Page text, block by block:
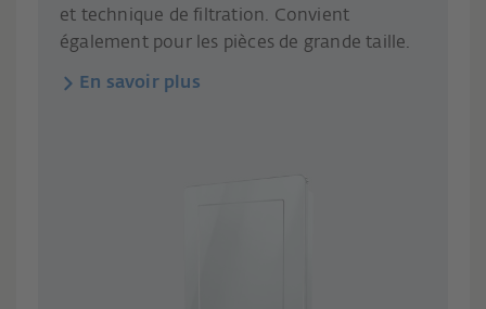
et technique de filtration. Convient
également pour les pièces de grande taille.
En savoir plus